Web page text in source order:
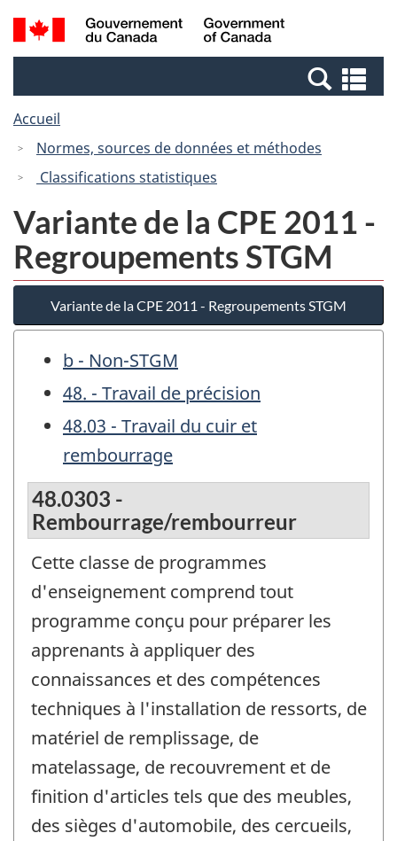
Passer
au
Passer
à
Canada
Recherche
et
et
Accueil
Normes, sources de données et méthodes
Classifications statistiques
Variante de la CPE 2011 -
Regroupements STGM
Variante de la CPE 2011 - Regroupements STGM
b - Non-STGM
48. - Travail de précision
48.03 - Travail du cuir et
rembourrage
48.0303 -
Rembourrage/rembourreur
Cette classe de programmes
d'enseignement comprend tout
programme conçu pour préparer les
apprenants à appliquer des
connaissances et des compétences
techniques à l'installation de ressorts, de
matériel de remplissage, de
matelassage, de recouvrement et de
finition d'articles tels que des meubles,
des sièges d'automobile, des cercueils,